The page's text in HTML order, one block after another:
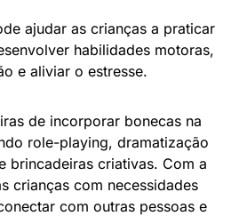
ajudar as crianças a praticar
habilidades motoras,
e aliviar o estresse.
de incorporar bonecas na
role-playing, dramatização
brincadeiras criativas. Com a
crianças com necessidades
com outras pessoas e